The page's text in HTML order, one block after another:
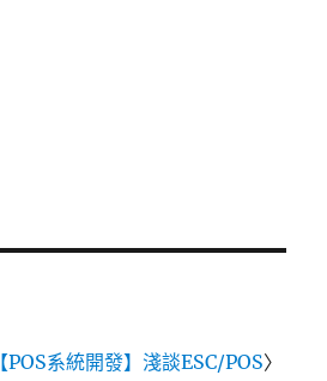
【POS系統開發】淺談ESC/POS〉